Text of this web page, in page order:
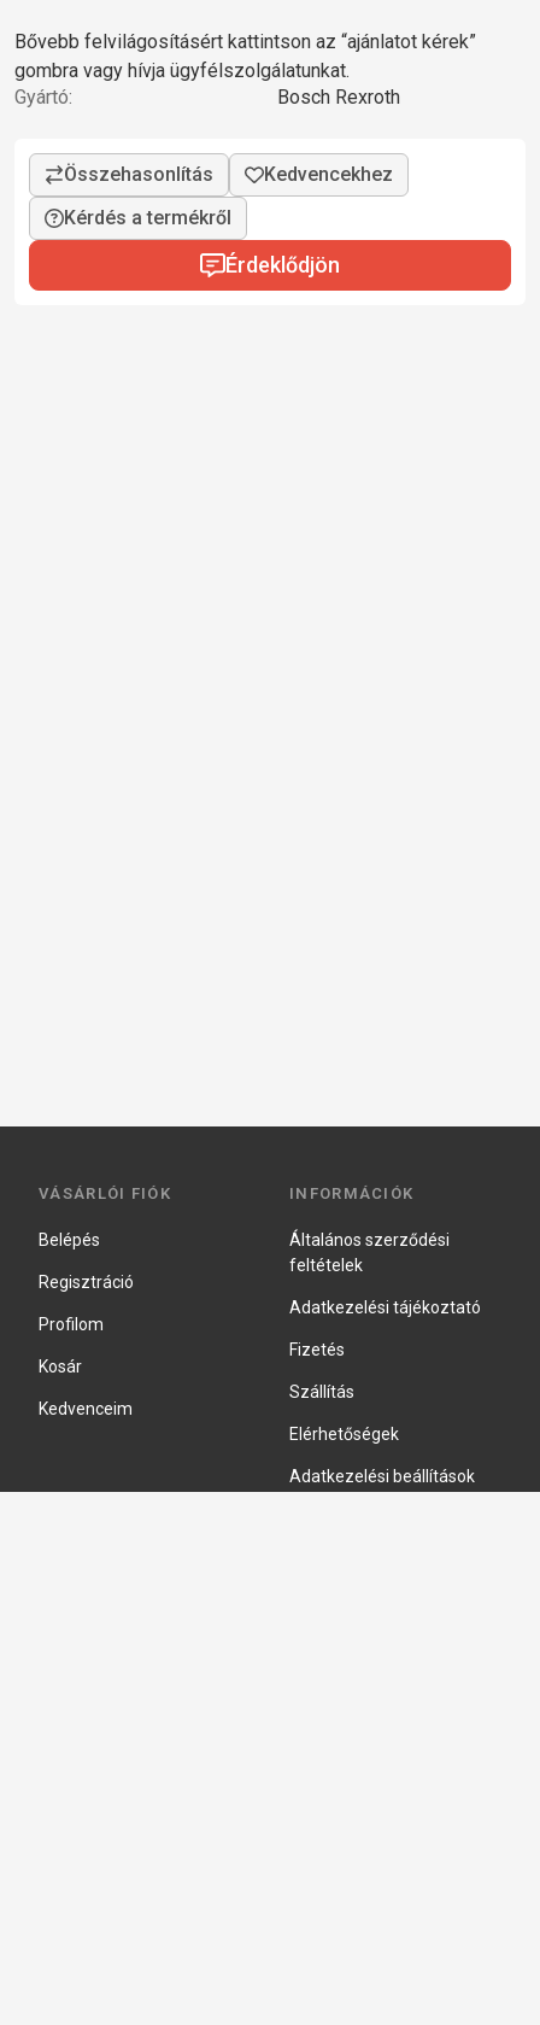
Bővebb felvilágosításért kattintson az “ajánlatot kérek”
gombra vagy hívja ügyfélszolgálatunkat.
Gyártó:
Bosch Rexroth
Kérdés a termékről
Érdeklődjön
VÁSÁRLÓI FIÓK
Belépés
Regisztráció
Profilom
Kosár
Kedvenceim
INFORMÁCIÓK
Általános szerződési
feltételek
Adatkezelési tájékoztató
Fizetés
Szállítás
Elérhetőségek
Adatkezelési beállítások